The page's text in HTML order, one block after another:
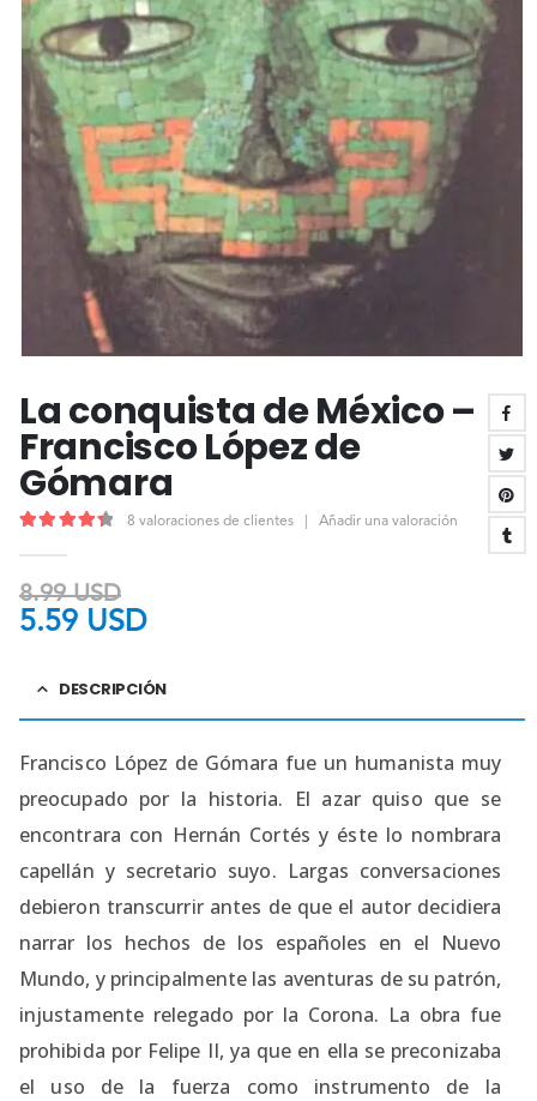
La conquista de México –
Francisco López de
Gómara
8 valoraciones de clientes Añadir una valoración
8.99USD
5.59 USD
DESCRIPCIÓN
Francisco López de Gómara fue un humanista muy
preocupado por la historia. El azar quiso que se
encontrara con Hernán Cortés y éste lo nombrara
capellán y secretario suyo. Largas conversaciones
debieron transcurrir antes de que el autor decidiera
narrar los hechos de los españoles en el Nuevo
Mundo, y principalmente las aventuras de su patrón,
injustamente relegado por la Corona. La obra fue
prohibida por Felipe II, ya que en ella se preconizaba
el uso de la fuerza como instrumento de la